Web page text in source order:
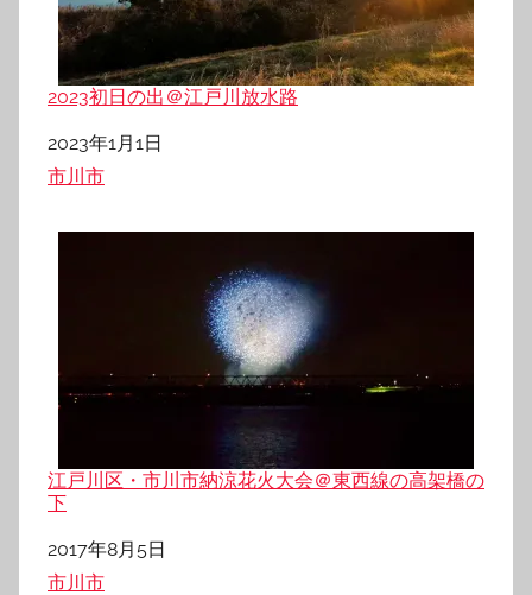
2023初日の出＠江戸川放水路
日付
2023年1月1日
関連理由
市川市
江戸川区・市川市納涼花火大会＠東西線の高架橋の
下
日付
2017年8月5日
関連理由
市川市